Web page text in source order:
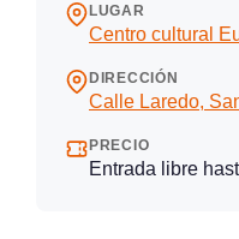
LUGAR
Centro cultural
DIRECCIÓN
Calle Laredo,
PRECIO
Entrada libre